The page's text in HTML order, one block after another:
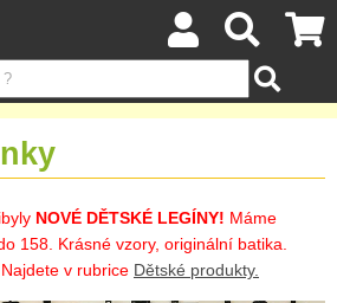
NOVÉ DĚTSKÉ LEGÍNY! Máme
158. Krásné vzory, originální batika.
v rubrice Dětské produkty.